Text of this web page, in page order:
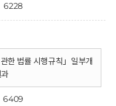
6228
한 법률 시행규칙」일부개
6409